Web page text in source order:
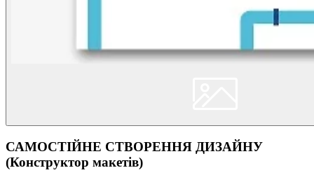
САМОСТІЙНЕ СТВОРЕННЯ ДИЗАЙНУ
(Конструктор макетів)